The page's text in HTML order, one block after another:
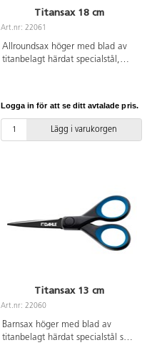
Titansax 18 cm
Art.nr: 22061
Allroundsax höger med blad av
titanbelagt härdat specialstål,
PP med mjuk gummerad insida
för skönt grepp. Hel längd
18 cm. Bladlängd 8,2 cm.
Logga in för att se ditt avtalade pris.
Lägg i varukorgen
Titansax 13 cm
Art.nr: 22060
Barnsax höger med blad av
titanbelagt härdat specialstål som